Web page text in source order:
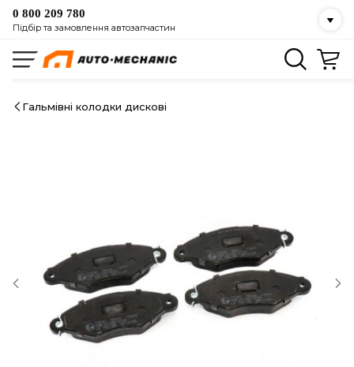
0 800 209 780
Підбір та замовлення автозапчастин
Гальмівні колодки дискові